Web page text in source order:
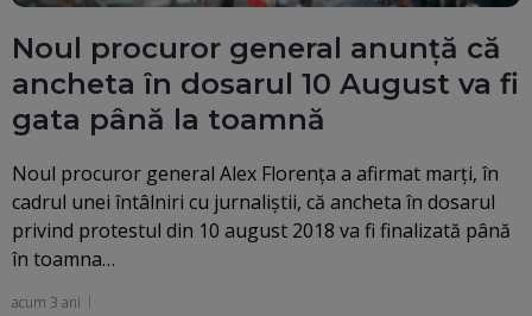
Noul procuror general anunță că
ancheta în dosarul 10 August va fi
gata până la toamnă
Noul procuror general Alex Florenţa a afirmat marţi, în
cadrul unei întâlniri cu jurnaliştii, că ancheta în dosarul
privind protestul din 10 august 2018 va fi finalizată până
în toamna…
acum 3 ani